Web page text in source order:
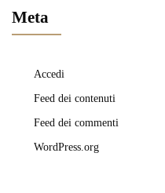
Meta
Accedi
Feed dei contenuti
Feed dei commenti
WordPress.org